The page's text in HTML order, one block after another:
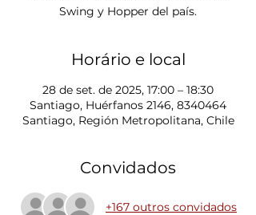
Swing y Hopper del país.
Horário e local
28 de set. de 2025, 17:00 – 18:30
Santiago, Huérfanos 2146, 8340464
Santiago, Región Metropolitana, Chile
Convidados
+167 outros convidados